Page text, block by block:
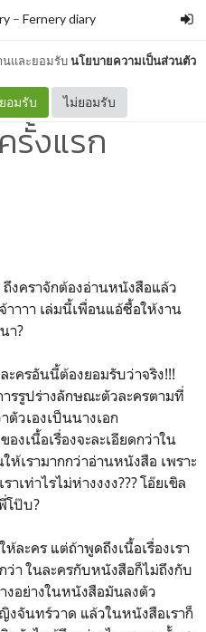
นและยอมรับนโยบายความเป็นส่วนตัว
ยอมรับ ไม่ยอมรับ
– Fernery diary
เพิ่งได้อ่าน
รั้งแรก
งคราจักต้องอ่านหนังสือแล้ว
าาาา เล่มนี้เพื่อนแอ้ซื้อให้งาน
า?
ครอันนี้ต้องยอมรับว่าจริง!!!
รรูปร่างลักษณะตัวละครตามที่
ตัวเองเป็นนางเอก
งเนื้อเรื่องจะละเอียดกว่าใน
เรามากกว่าอ่านหนังสือ เพราะ
าเท่าไรไม่ห่างงงง??? โอ๊ยเขิล
โป๊บ?
ละคร แต่ถ้าพูดถึงเนื้อเรื่องเรา
า ในละครกับหนังสือก็ไม่ถึงกับ
งอย่างในหนังสือมันลงตัว
งจันทร์วาด แล้วในหนังสือเราก็